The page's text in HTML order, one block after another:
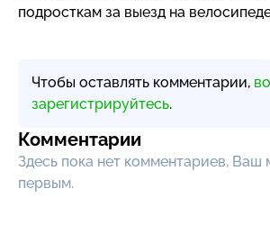
подросткам за выезд на
Чтобы оставлять комментарии,
зарегистрируйтесь.
Комментарии
Здесь пока нет комментариев, Ваш
первым.